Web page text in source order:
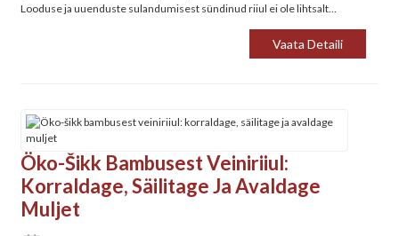
Looduse ja uuenduste sulandumisest sündinud riiul ei ole lihtsalt
Vaata Detaili
Öko-Šikk Bambusest Veiniriiul:
Korraldage, Säilitage Ja Avaldage
Muljet